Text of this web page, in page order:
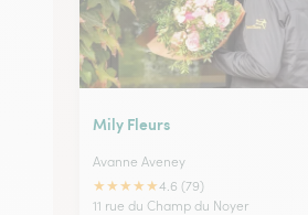
Mily Fleurs
Avanne Aveney
★★★★★4.6 (79)
11 rue du Champ du Noyer